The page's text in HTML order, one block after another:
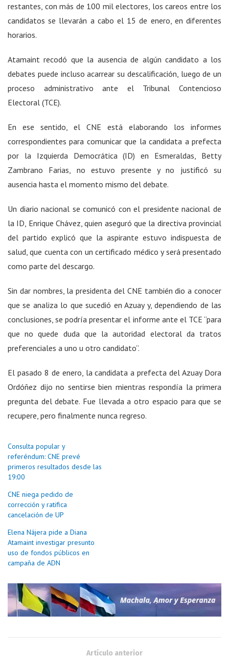
restantes, con más de 100 mil electores, los careos entre los
candidatos se llevarán a cabo el 15 de enero, en diferentes
horarios.
Atamaint recodó que la ausencia de algún candidato a los
debates puede incluso acarrear su descalificación, luego de un
proceso administrativo ante el Tribunal Contencioso
Electoral (TCE).
En ese sentido, el CNE está elaborando los informes
correspondientes para comunicar que la candidata a prefecta
por la Izquierda Democrática (ID) en Esmeraldas, Betty
Zambrano Farias, no estuvo presente y no justificó su
ausencia hasta el momento mismo del debate.
Un diario nacional se comunicó con el presidente nacional de
la ID, Enrique Chávez, quien aseguró que la directiva provincial
del partido explicó que la aspirante estuvo indispuesta de
salud, que cuenta con un certificado médico y será presentado
como parte del descargo.
Sin dar nombres, la presidenta del CNE también dio a conocer
que se analiza lo que sucedió en Azuay y, dependiendo de las
conclusiones, se podría presentar el informe ante el TCE “para
que no quede duda que la autoridad electoral da tratos
preferenciales a uno u otro candidato”.
El pasado 8 de enero, la candidata a prefecta del Azuay Dora
Ordóñez dijo no sentirse bien mientras respondía la primera
pregunta del debate. Fue llevada a otro espacio para que se
recupere, pero finalmente nunca regreso.
Consulta popular y
referéndum: CNE prevé
primeros resultados desde las
19:00
CNE niega pedido de
corrección y ratifica
cancelación de UP
Elena Nájera pide a Diana
Atamaint investigar presunto
uso de fondos públicos en
campaña de ADN
Artículo anterior